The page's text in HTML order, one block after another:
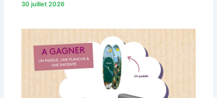
30 juillet 2026